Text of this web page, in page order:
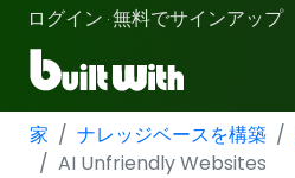
ログイン ·無料でサインアップ
家 ナレッジベースを構築
AI Unfriendly Websites